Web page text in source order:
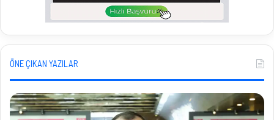
ÖNE ÇIKAN YAZILAR
Konut
Satışları